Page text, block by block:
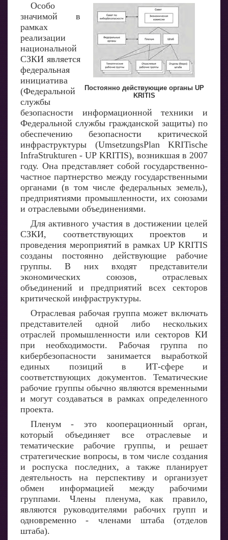
Постоянно действующие органы UP
KRITIS
Особо
значимой в
рамках
реализации
национальной
СЗКИ является
федеральная
инициатива
(Федеральной
службы
безопасности информационной техники и
Федеральной службы гражданской защиты) по
обеспечению безопасности критической
инфраструктуры (UmsetzungsPlan KRITische
InfraStrukturen - UP KRITIS), возникшая в 2007
году. Она представляет собой государственно-
частное партнерство между государственными
органами (в том числе федеральных земель),
предприятиями промышленности, их союзами
и отраслевыми объединениями.
Для активного участия в достижении целей
СЗКИ, соответствующих проектов и
проведения мероприятий в рамках UP KRITIS
созданы постоянно действующие рабочие
группы. В них входят представители
экономических союзов, отраслевых
объединений и предприятий всех секторов
критической инфраструктуры.
Отраслевая рабочая группа может включать
представителей одной либо нескольких
отраслей промышленности или секторов КИ
при необходимости. Рабочая группа по
кибербезопасности занимается выработкой
единых позиций в ИТ-сфере и
соответствующих документов. Тематические
рабочие группы обычно являются временными
и могут создаваться в рамках определенного
проекта.
Пленум - это кооперационный орган,
который объединяет все отраслевые и
тематические рабочие группы, и решает
стратегические вопросы, в том числе создания
и роспуска последних, а также планирует
деятельность на перспективу и организует
обмен информацией между рабочими
группами. Члены пленума, как правило,
являются руководителями рабочих групп и
одновременно - членами штаба (отделов
штаба).